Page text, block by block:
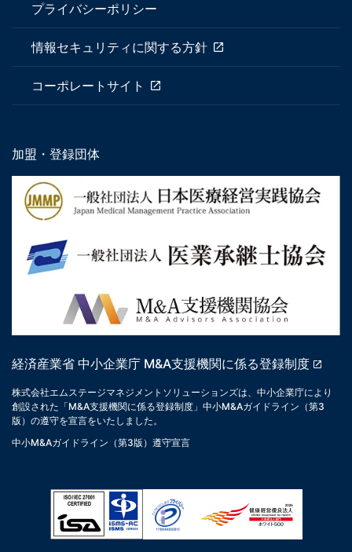
プライバシーポリシー
情報セキュリティに関する方針
コーポレートサイト
加盟・登録団体
経済産業省 中小企業庁 M&A支援機関に係る登録制度
株式会社エムステージマネジメントソリューションズは、中小企業庁により
創設された「M&A支援機関に係る登録制度」中小M&Aガイドライン（第3
版）の遵守を宣言をいたしました。
中小M&Aガイドライン（第3版）遵守宣言